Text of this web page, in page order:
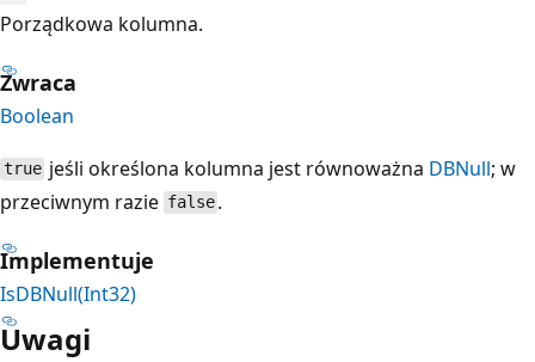
Porządkowa kolumna.
Zwraca
Boolean
true jeśli określona kolumna jest równoważna DBNull; w
przeciwnym razie false .
Implementuje
IsDBNull(Int32)
Uwagi